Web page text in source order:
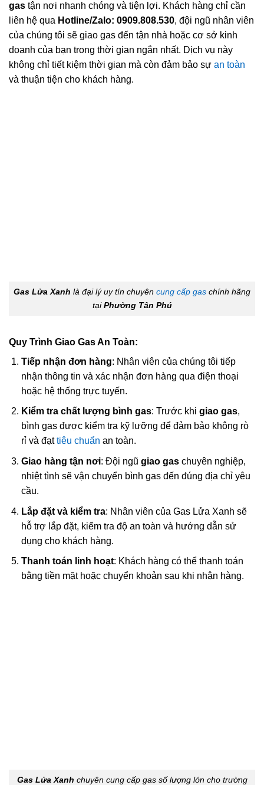
gas tận nơi nhanh chóng và tiện lợi. Khách hàng chỉ cần
liên hệ qua Hotline/Zalo: 0909.808.530, đội ngũ nhân viên
của chúng tôi sẽ giao gas đến tận nhà hoặc cơ sở kinh
doanh của bạn trong thời gian ngắn nhất. Dịch vụ này
không chỉ tiết kiệm thời gian mà còn đảm bảo sự an toàn
và thuận tiện cho khách hàng.
Gas Lửa Xanh là đại lý uy tín chuyên cung cấp gas chính hãng
tạiPhường Tân Phú
Quy Trình Giao Gas An Toàn:
Tiếp nhận đơn hàng: Nhân viên của chúng tôi tiếp
nhận thông tin và xác nhận đơn hàng qua điện thoại
hoặc hệ thống trực tuyến.
Kiểm tra chất lượng bình gas: Trước khi giao gas,
bình gas được kiểm tra kỹ lưỡng để đảm bảo không rò
rỉ và đạttiêu chuẩn an toàn.
Giao hàng tận nơi: Đội ngũ giao gaschuyên nghiệp,
nhiệt tình sẽ vận chuyển bình gas đến đúng địa chỉ yêu
cầu.
Lắp đặt và kiểm tra: Nhân viên của Gas Lửa Xanh sẽ
hỗ trợ lắp đặt, kiểm tra độ an toàn và hướng dẫn sử
dụng cho khách hàng.
Thanh toán linh hoạt: Khách hàng có thể thanh toán
bằng tiền mặt hoặc chuyển khoản sau khi nhận hàng.
Gas Lửa Xanh chuyên cung cấp gas số lượng lớn cho trường